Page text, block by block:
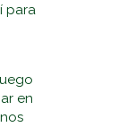
para
en